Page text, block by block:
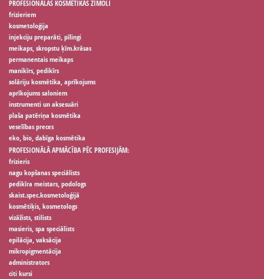
PROFESIONĀLAS KOSMĒTIKAS ZĪMOLI
frizieriem
kosmetoloģija
injekciju preparāti, pīlingi
meikaps, skropstu ķīm.krāsas
permanentais meikaps
manikīrs, pedikīrs
solāriju kosmētika, aprīkojums
aprīkojums saloniem
instrumenti un aksesuāri
plaša patēriņa kosmētika
veselības preces
eko, bio, dabīga kosmētika
PROFESIONĀLĀ APMĀCĪBA PĒC PROFESIJĀM:
frizieris
nagu kopšanas speciālists
pedikīra meistars, podologs
skaist.spec.kosmetoloģijā
kosmētiķis, kosmetologs
vizāžists, stilists
masieris, spa speciālists
epilācija, vaksācija
mikropigmentācija
administrators
citi kursi